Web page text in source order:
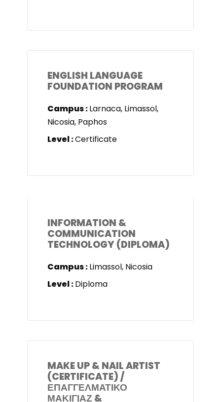
ENGLISH LANGUAGE
FOUNDATION PROGRAM
Campus :Larnaca, Limassol,
Nicosia, Paphos
Level :Certificate
INFORMATION &
COMMUNICATION
TECHNOLOGY (DIPLOMA)
Campus :Limassol, Nicosia
Level :Diploma
MAKE UP & NAIL ARTIST
(CERTIFICATE) /
ΕΠΑΓΓΕΛΜΑΤΙΚΟ
ΜΑΚΙΓΙΑΖ &